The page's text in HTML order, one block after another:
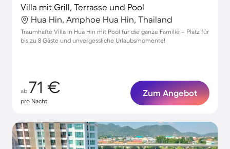
Villa mit Grill, Terrasse und Pool
Hua Hin, Amphoe Hua Hin, Thailand
Traumhafte Villa in Hua Hin mit Pool für die ganze Familie – Platz für
bis zu 8 Gäste und unvergessliche Urlaubsmomente!
ab 71 €
pro Nacht
Zum Angebot